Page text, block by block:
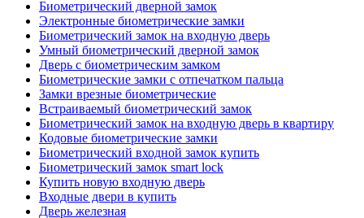
Биометрический дверной замок
Электронные биометрические замки
Биометрический замок на входную дверь
Умный биометрический дверной замок
Дверь с биометрическим замком
Биометрические замки с отпечатком пальца
Замки врезные биометрические
Встраиваемый биометрический замок
Биометрический замок на входную дверь в квартиру
Кодовые биометрические замки
Биометрический входной замок купить
Биометрический замок smart lock
Купить новую входную дверь
Входные двери в купить
Дверь железная